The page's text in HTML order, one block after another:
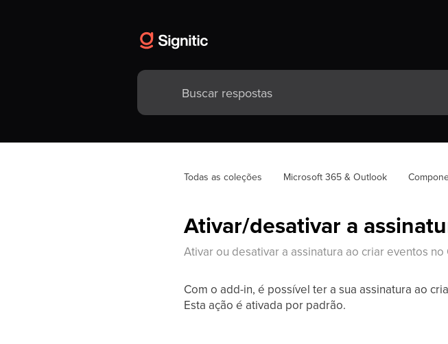
Todas as coleções Microsoft 365 & Outlook
Ativar/desativar a
Ativar ou desativar a assinatura ao criar eventos
Com o add-in, é possível ter a sua assinatura ao
Esta ação é ativada por padrão.